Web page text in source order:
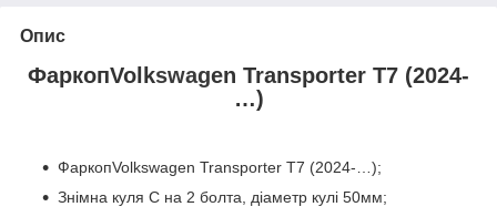
Опис
ФаркопVolkswagen Transporter T7 (2024-
…)
ФаркопVolkswagen Transporter T7 (2024-…);
Знімна куля С на 2 болта, діаметр кулі 50мм;